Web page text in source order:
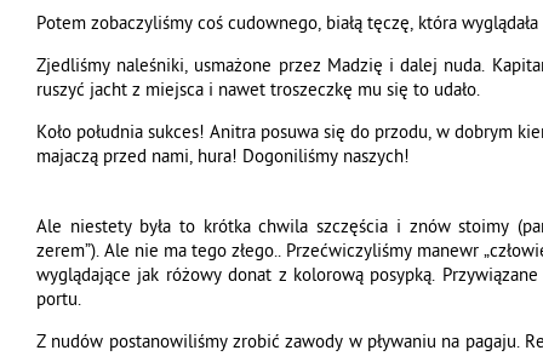
Potem zobaczyliśmy coś cudownego, białą tęczę, która
Zjedliśmy naleśniki, usmażone przez Madzię i dalej nuda.
ruszyć jacht z miejsca i nawet troszeczkę mu się to udało.
Koło południa sukces! Anitra posuwa się do przodu, w dobrym
majaczą przed nami, hura! Dogoniliśmy naszych!
Ale niestety była to krótka chwila szczęścia i znów stoimy
zerem”). Ale nie ma tego złego.. Przećwiczyliśmy manewr
wyglądające jak różowy donat z kolorową posypką.
portu.
Z nudów postanowiliśmy zrobić zawody w pływaniu na pagaju.